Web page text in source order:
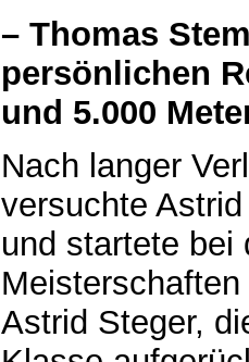
– Thomas
persönlichen
und 5.000
Nach langer
versuchte
und startete bei
Astrid Steger,